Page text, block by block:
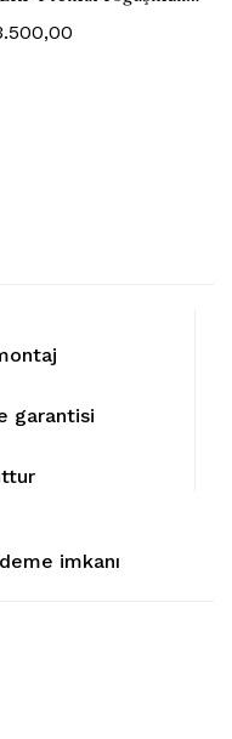
garantisi
imkanı